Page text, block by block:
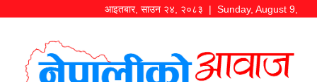
आइतबार, साउन २४, २०८३ | Sunday, August 9,